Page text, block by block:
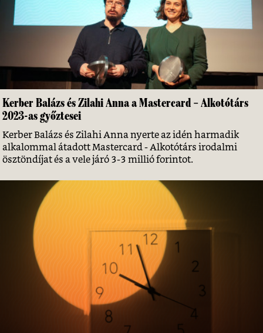
Kerber Balázs és Zilahi Anna a Mastercard – Alkotótárs
2023-as győztesei
Kerber Balázs és Zilahi Anna nyerte az idén harmadik
alkalommal átadott Mastercard - Alkotótárs irodalmi
ösztöndíjat és a vele járó 3-3 millió forintot.